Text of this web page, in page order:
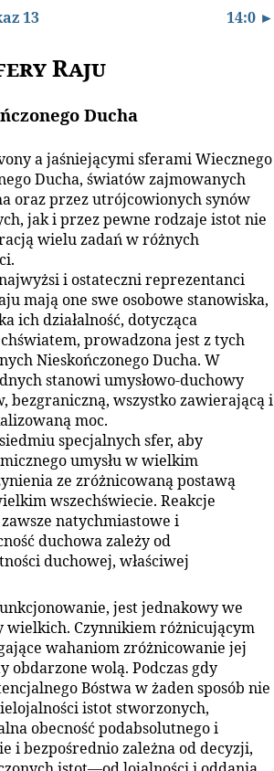
13 14:0 ►
Raju
Ducha
a jaśniejącymi sferami Wiecznego
Ducha, światów zajmowanych
oraz przez utrójcowionych synów
jak i przez pewne rodzaje istot nie
wielu zadań w różnych
i ostateczni reprezentanci
mają one swe osobowe stanowiska,
ich działalność, dotycząca
prowadzona jest z tych
Nieskończonego Ducha. W
stanowi umysłowo-duchowy
bezgraniczną, wszystko zawierającą i
moc.
specjalnych sfer, aby
umysłu w wielkim
ze zróżnicowaną postawą
wszechświecie. Reakcje
natychmiastowe i
duchowa zależy od
duchowej, właściwej
jest jednakowy we
wielkich. Czynnikiem różnicującym
wahaniom zróżnicowanie jej
wolą. Podczas gdy
Bóstwa w żaden sposób nie
istot stworzonych,
obecność podabsolutnego i
i bezpośrednio zależna od decyzji,